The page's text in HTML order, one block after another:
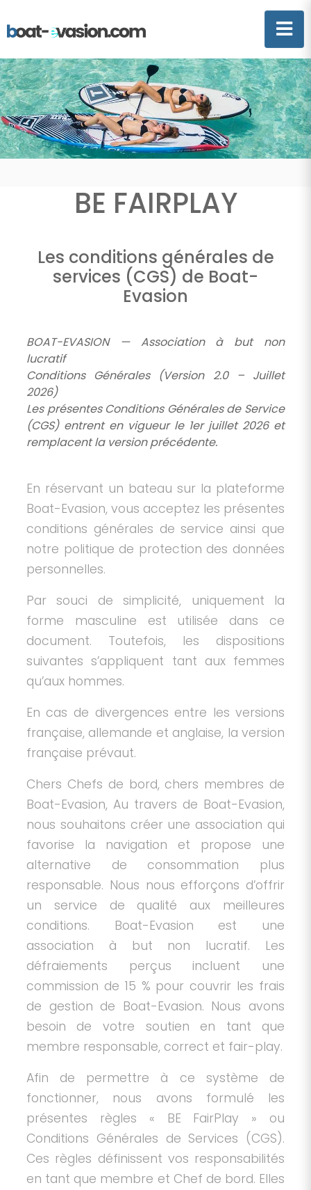
BE FAIRPLAY
Les conditions générales de
services (CGS) de Boat-
Evasion
BOAT-EVASION — Association à but non
lucratif
Conditions Générales (Version 2.0 – Juillet
2026)
Les présentes Conditions Générales de Service
(CGS) entrent en vigueur le 1er juillet 2026 et
remplacent la version précédente.
En réservant un bateau sur la plateforme
Boat-Evasion, vous acceptez les présentes
conditions générales de service ainsi que
notre politique de protection des données
personnelles.
Par souci de simplicité, uniquement la
forme masculine est utilisée dans ce
document. Toutefois, les dispositions
suivantes s’appliquent tant aux femmes
qu’aux hommes.
En cas de divergences entre les versions
française, allemande et anglaise, la version
française prévaut.
Chers Chefs de bord, chers membres de
Boat-Evasion, Au travers de Boat-Evasion,
nous souhaitons créer une association qui
favorise la navigation et propose une
alternative de consommation plus
responsable. Nous nous efforçons d’offrir
un service de qualité aux meilleures
conditions. Boat-Evasion est une
association à but non lucratif. Les
défraiements perçus incluent une
commission de 15 % pour couvrir les frais
de gestion de Boat-Evasion. Nous avons
besoin de votre soutien en tant que
membre responsable, correct et fair-play.
Afin de permettre à ce système de
fonctionner, nous avons formulé les
présentes règles « BE FairPlay » ou
Conditions Générales de Services (CGS).
Ces règles définissent vos responsabilités
en tant que membre et Chef de bord. Elles